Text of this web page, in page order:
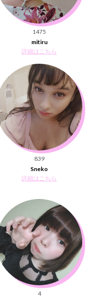
1475
mitiru
詳細はこちら
839
Sneko
詳細はこちら
4